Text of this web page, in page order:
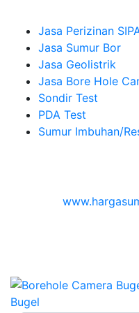
Jasa Perizinan
Jasa Sumur Bor
Jasa Geolistrik
Jasa Bore Hole
Sondir Test
PDA Test
Sumur Imbuhan/
Izin SIPA Air Tanah,